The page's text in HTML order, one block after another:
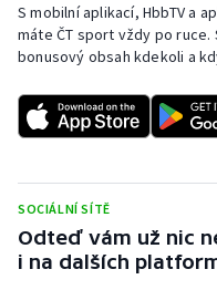
Rychlostní kanoistika
Short track
Sportovní střelba
Stolní tenis
Triatlon
S mobilní aplikací, HbbTV a
máte ČT sport vždy po
bonusový obsah kdekoli a
SOCIÁLNÍ SÍTĚ
Odteď vám už nic
i na dalších